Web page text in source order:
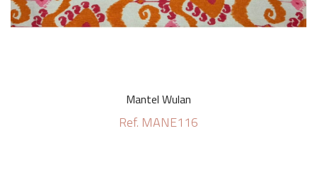
Mantel Wulan
Ref. MANE116